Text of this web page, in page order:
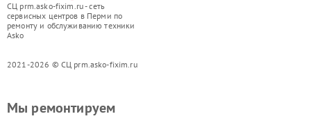
СЦ prm.asko-fixim.ru - сеть
сервисных центров в Перми по
ремонту и обслуживанию техники
Asko
2021-2026 © СЦ prm.asko-fixim.ru
Мы ремонтируем